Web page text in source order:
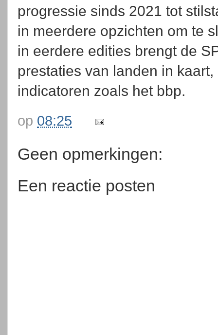
progressie sinds 2021 tot
in meerdere opzichten om te
in eerdere edities brengt de
prestaties van landen in
indicatoren zoals het bbp.
op 08:25
Geen opmerkingen:
Een reactie posten